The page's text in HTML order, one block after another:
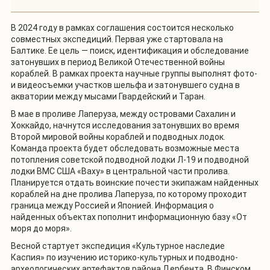
В 2024 году в рамках соглашения состоится несколько
совместных экспедиций. Первая уже стартовала на
Балтике. Ее цель — поиск, идентификация и обследование
затонувших в период Великой Отечественной войны
кораблей. В рамках проекта научные группы выполнят фото-
и видеосъемки участков шельфа и затонувшего судна в
акватории между мысами Гвардейский и Таран.
В мае в проливе Лаперуза, между островами Сахалин и
Хоккайдо, начнутся исследования затонувших во время
Второй мировой войны кораблей и подводных лодок.
Команда проекта будет обследовать возможные места
потопления советской подводной лодки Л-19 и подводной
лодки ВМС США «Ваху» в центральной части пролива.
Планируется отдать воинские почести экипажам найденных
кораблей на дне пролива Лаперуза, по которому проходит
граница между Россией и Японией. Информация о
найденных объектах пополнит информационную базу «От
моря до моря».
Весной стартует экспедиция «Культурное наследие
Каспия» по изучению историко-культурных и подводно-